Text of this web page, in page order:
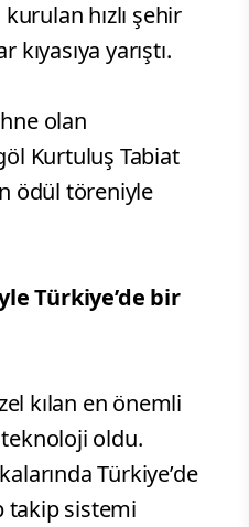
hızlı şehir
yarıştı.
olan
Kurtuluş Tabiat
ödül töreniyle
Türkiye’de bir
kılan en önemli
oldu.
Türkiye’de
takip sistemi